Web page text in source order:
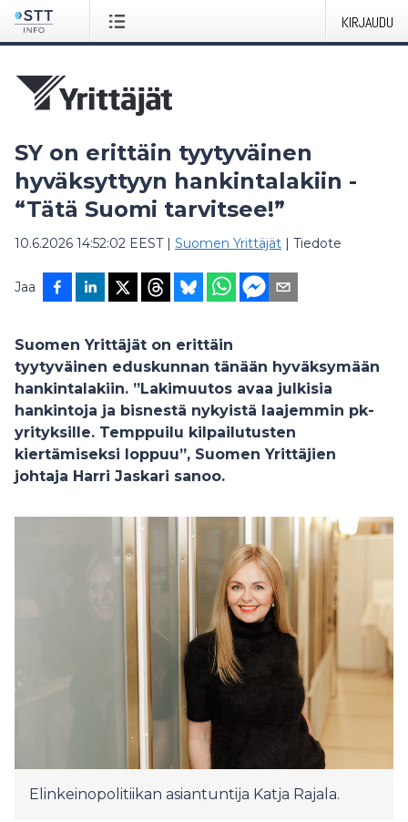
KIRJAUDU
SY on erittäin tyytyväinen
hyväksyttyyn hankintalakiin -
“Tätä Suomi tarvitsee!”
10.6.2026 14:52:02 EEST| Suomen Yrittäjät | Tiedote
Jaa
Suomen Yrittäjät on erittäin
tyytyväinen eduskunnan tänään hyväksymään
hankintalakiin. ”Lakimuutos avaa julkisia
hankintoja ja bisnestä nykyistä laajemmin pk-
yrityksille. Temppuilu kilpailutusten
kiertämiseksi loppuu”, Suomen Yrittäjien
johtaja Harri Jaskari sanoo.
Elinkeinopolitiikan asiantuntija Katja Rajala.